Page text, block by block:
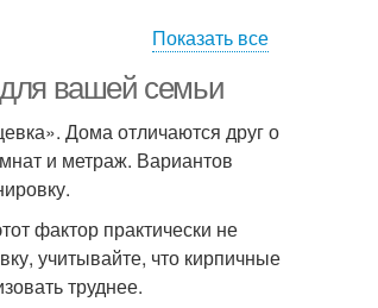
Показать все
вашей семьи
Дома отличаются друг о
и метраж. Вариантов
фактор практически не
учитывайте, что кирпичные
труднее.